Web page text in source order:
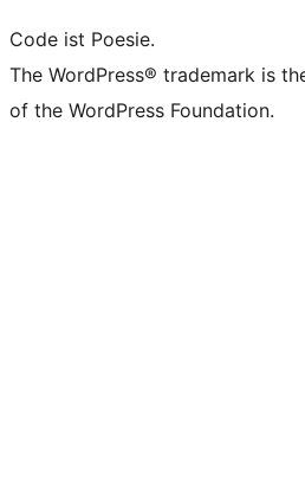
Code ist Poesie.
The WordPress® trademark is
of the WordPress Foundation.